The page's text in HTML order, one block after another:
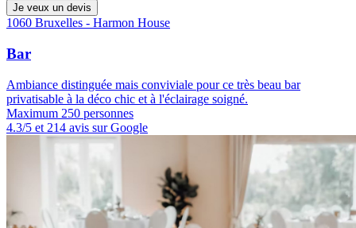
Je veux un devis
1060 Bruxelles - Harmon House
Bar
Ambiance distinguée mais conviviale pour ce très beau bar
privatisable à la déco chic et à l'éclairage soigné.
Maximum 250 personnes
4.3/5 et 214 avis sur Google